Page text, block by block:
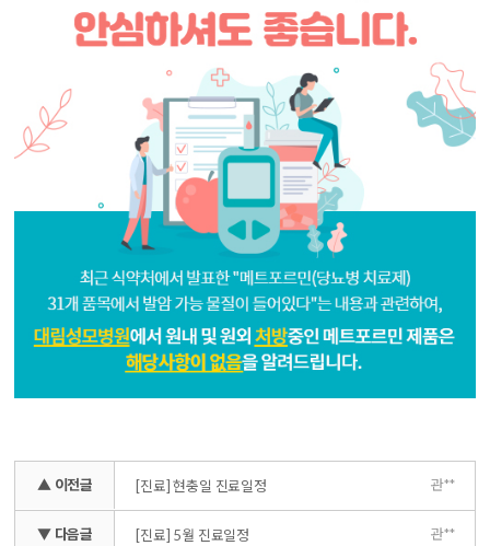
▲ 이전글 [진료] 현충일 진료일정 관**
▼ 다음글 [진료] 5월 진료일정 관**